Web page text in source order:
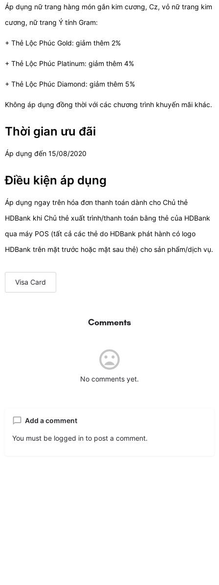
Áp dụng nữ trang hàng món gắn kim cương, Cz, vỏ nữ trang kim
cương, nữ trang Ý tính Gram:
+ Thẻ Lộc Phúc Gold: giảm thêm 2%
+ Thẻ Lộc Phúc Platinum: giảm thêm 4%
+ Thẻ Lộc Phúc Diamond: giảm thêm 5%
Không áp dụng đồng thời với các chương trình khuyến mãi khác.
Thời gian ưu đãi
Áp dụng đến 15/08/2020
Điều kiện áp dụng
Áp dụng ngay trên hóa đơn thanh toán dành cho Chủ thẻ
HDBank khi Chủ thẻ xuất trình/thanh toán bằng thẻ của HDBank
qua máy POS (tất cả các thẻ do HDBank phát hành có logo
HDBank trên mặt trước hoặc mặt sau thẻ) cho sản phẩm/dịch vụ.
Visa Card
Comments
No comments yet.
Add a comment
You must be logged in to post a comment.